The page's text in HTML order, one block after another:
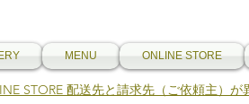
MENU ONLINE STORE
STORE 配送先と請求先（ご依頼主）